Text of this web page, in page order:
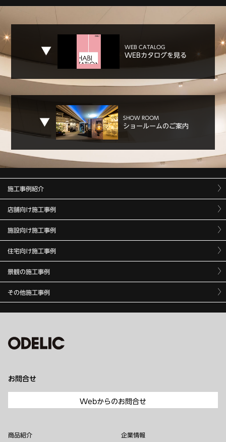
WEB CATALOG
WEBカタログを見る
SHOW ROOM
ショールームのご案内
施工事例紹介
店舗向け施工事例
施設向け施工事例
住宅向け施工事例
景観の施工事例
その他施工事例
お問合せ
Webからのお問合せ
商品紹介 企業情報